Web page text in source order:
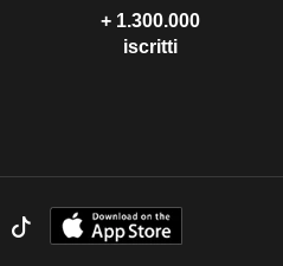
+ 1.300.000
iscritti